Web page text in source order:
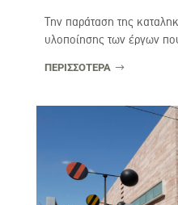
Την παράταση της
υλοποίησης των έργων
ΠΕΡΙΣΣΟΤΕΡΑ